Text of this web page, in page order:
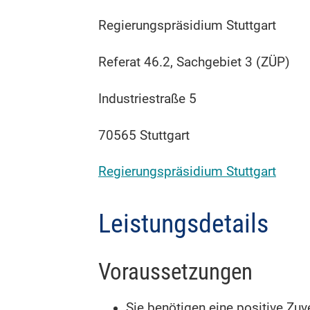
Regierungspräsidium Stuttgart
Referat 46.2, Sachgebiet 3 (ZÜP)
Industriestraße 5
70565 Stuttgart
Regierungspräsidium Stuttgart
Leistungsdetails
Voraussetzungen